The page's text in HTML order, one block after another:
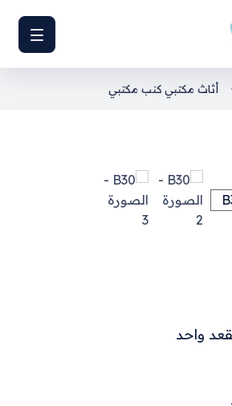
أثاث مكتبي كنب مكتبي
واحد